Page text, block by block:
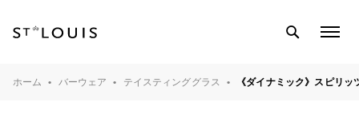
テーブルウェア
SEARCH
ホーム バーウェア テイスティンググラス 《ダイナミック》スピリ